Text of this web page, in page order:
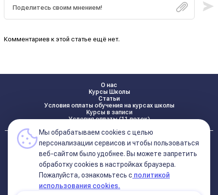
Комментариев к этой статье ещё нет.
О нас
Курсы Школы
Статьи
Условия оплаты обучения на курсах школы
Курсы в записи
Условия оплаты (11 поток)
Реквизиты
Контакты
Политика конфиденциальности
Договор оферта (соглашение)
+7 495 681 02 96
Мы обрабатываем cookies с целью
персонализации сервисов и чтобы пользоваться
веб-сайтом было удобнее. Вы можете запретить
обработку сookies в настройках браузера.
Пожалуйста, ознакомьтесь с политикой
использования cookies.